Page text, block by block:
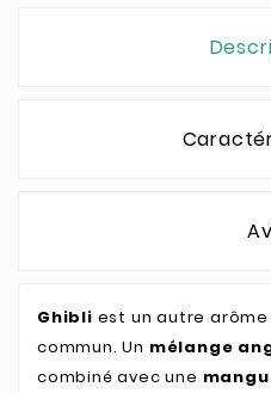
Ghibli est un autre arôme
commun. Un mélange
combiné avec une